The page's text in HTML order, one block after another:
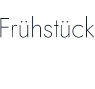
Frühstück